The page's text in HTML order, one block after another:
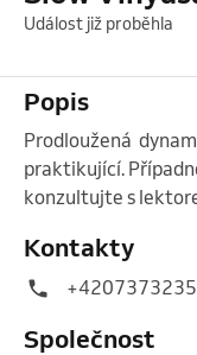
Událost již proběhla
Popis
Prodloužená
praktikující.
konzultujte s
Kontakty
Společnost